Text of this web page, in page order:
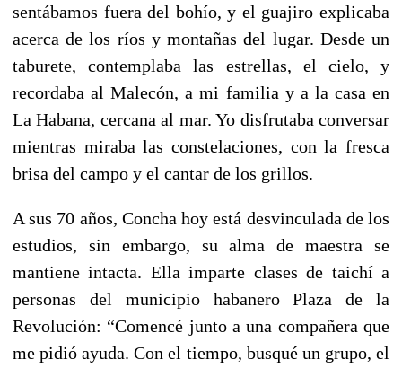
sentábamos fuera del bohío, y el guajiro explicaba
acerca de los ríos y montañas del lugar. Desde un
taburete, contemplaba las estrellas, el cielo, y
recordaba al Malecón, a mi familia y a la casa en
La Habana, cercana al mar. Yo disfrutaba conversar
mientras miraba las constelaciones, con la fresca
brisa del campo y el cantar de los grillos.
A sus 70 años, Concha hoy está desvinculada de los
estudios, sin embargo, su alma de maestra se
mantiene intacta. Ella imparte clases de taichí a
personas del municipio habanero Plaza de la
Revolución: “Comencé junto a una compañera que
me pidió ayuda. Con el tiempo, busqué un grupo, el